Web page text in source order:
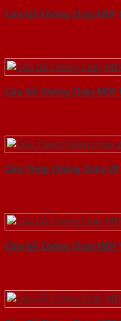
Cửa Gỗ Chống Cháy
Cửa Gỗ Chống Cháy
Cửa Thép Chống Cháy
Cửa Gỗ Chống Cháy